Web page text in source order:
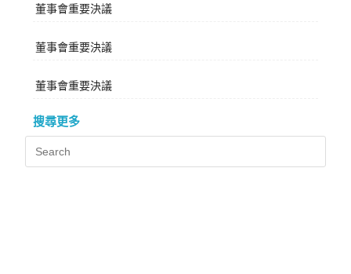
董事會重要決議
董事會重要決議
董事會重要決議
搜尋更多